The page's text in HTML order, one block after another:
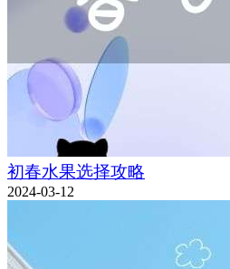
初春水果选择攻略
2024-03-12